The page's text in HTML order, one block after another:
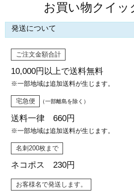
お買い物クイッ
発送について
ご注文金額合計
10,000円以上で送料無料
※一部地域は追加送料が生じます。
宅急便 （一部離島を除く）
送料一律 660円
※一部地域は追加送料が生じます。
名刺200枚まで
ネコポス 230円
お客様名で発送します。